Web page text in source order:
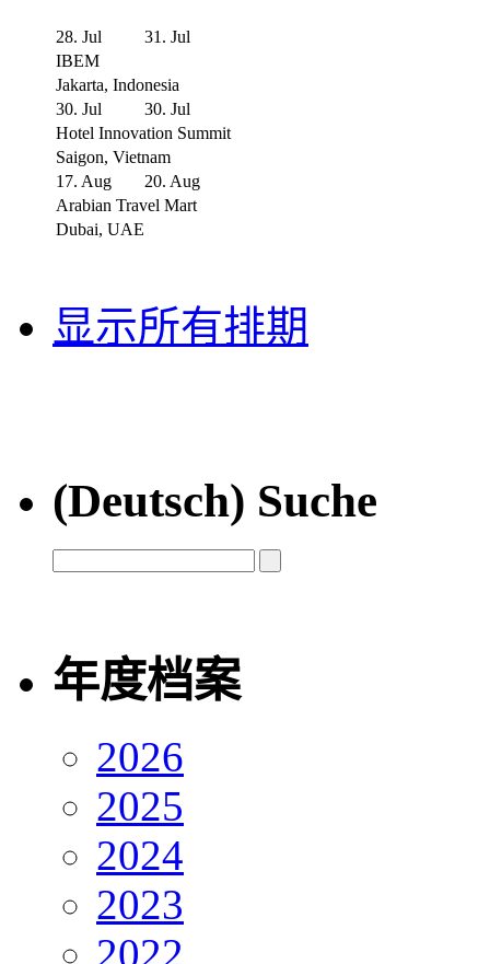
28. Jul
31. Jul
IBEM
Jakarta, Indonesia
30. Jul
30. Jul
Hotel Innovation Summit
Saigon, Vietnam
17. Aug
20. Aug
Arabian Travel Mart
Dubai, UAE
显示所有排期
(Deutsch) Suche
年度档案
2026
2025
2024
2023
2022